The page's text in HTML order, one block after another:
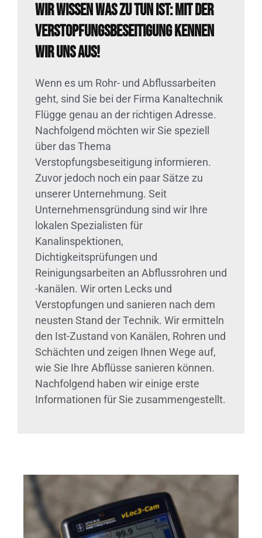
Wir wissen was zu tun ist: Mit der
Verstopfungsbeseitigung kennen
wir uns aus!
Wenn es um Rohr- und Abflussarbeiten
geht, sind Sie bei der Firma Kanaltechnik
Flügge genau an der richtigen Adresse.
Nachfolgend möchten wir Sie speziell
über das Thema
Verstopfungsbeseitigung informieren.
Zuvor jedoch noch ein paar Sätze zu
unserer Unternehmung. Seit
Unternehmensgründung sind wir Ihre
lokalen Spezialisten für
Kanalinspektionen,
Dichtigkeitsprüfungen und
Reinigungsarbeiten an Abflussrohren und
-kanälen. Wir orten Lecks und
Verstopfungen und sanieren nach dem
neusten Stand der Technik. Wir ermitteln
den Ist-Zustand von Kanälen, Rohren und
Schächten und zeigen Ihnen Wege auf,
wie Sie Ihre Abflüsse sanieren können.
Nachfolgend haben wir einige erste
Informationen für Sie zusammengestellt.